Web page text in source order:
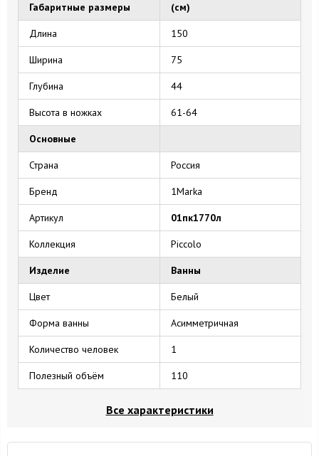
Габаритные размеры (см)
Длина 150
Ширина 75
Глубина 44
Высота в ножках 61-64
Основные
Страна Россия
Бренд 1Marka
Артикул 01пк1770л
Коллекция Piccolo
Изделие Ванны
Цвет Белый
Форма ванны Асимметричная
Количество человек 1
Полезный объём 110
Все характеристики